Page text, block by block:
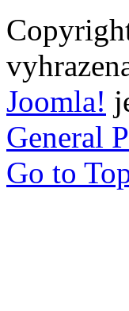
Joomla!
General
Go to